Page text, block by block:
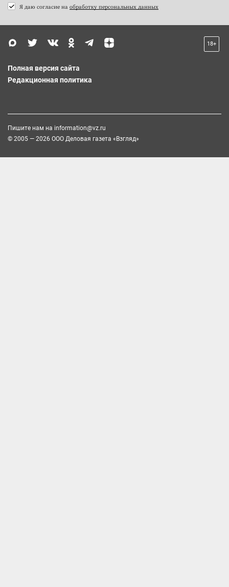
Я даю согласие на обработку персональных данных
18+
Полная версия сайта
Редакционная политика
Пишите нам на information@vz.ru
© 2005 — 2026 ООО Деловая газета «Взгляд»